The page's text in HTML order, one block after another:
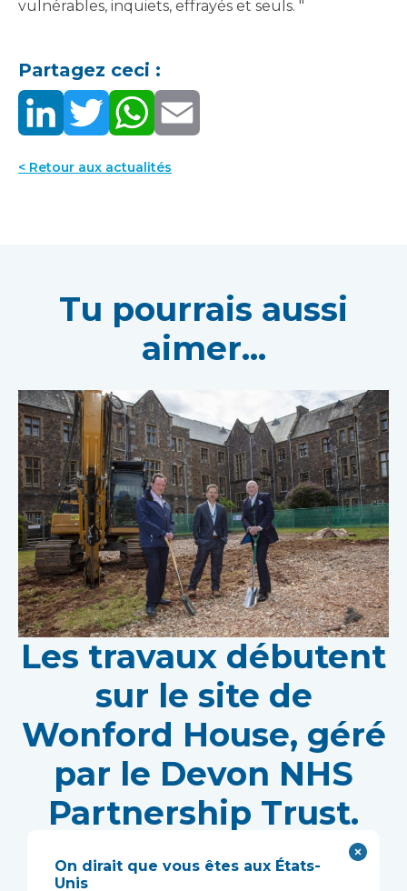
vulnérables, inquiets, effrayés et seuls. "
Partagez ceci :
< Retour aux actualités
Tu pourrais aussi
aimer...
Les travaux débutent
sur le site de
Wonford House, géré
par le Devon NHS
Partnership Trust.
La construction modulaire accélérera la mise en
service d'un centre de recherche novateur
On dirait que vous êtes aux États-
Unis